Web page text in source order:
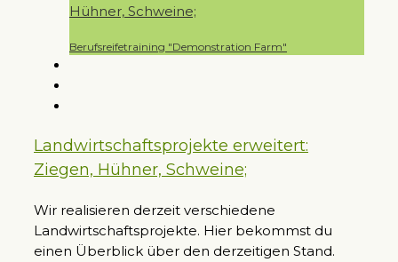
Hühner, Schweine;
Berufsreifetraining "Demonstration Farm"
Landwirtschaftsprojekte erweitert:
Ziegen, Hühner, Schweine;
Wir realisieren derzeit verschiedene
Landwirtschaftsprojekte. Hier bekommst du
einen Überblick über den derzeitigen Stand.